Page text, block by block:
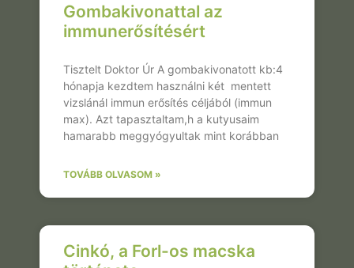
Gombakivonattal az
immunerősítésért
Tisztelt Doktor Úr A gombakivonatott kb:4
hónapja kezdtem használni két mentett
vizslánál immun erősítés céljából (immun
max). Azt tapasztaltam,h a kutyusaim
hamarabb meggyógyultak mint korábban
TOVÁBB OLVASOM »
Cinkó, a Forl-os macska